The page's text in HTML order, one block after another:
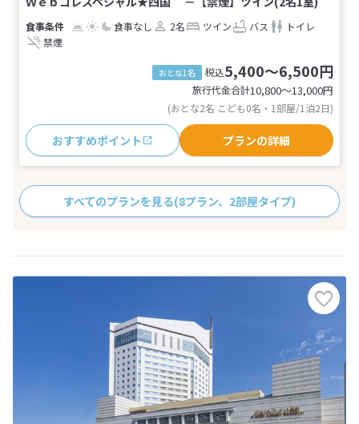
食事なし 2名 ツイン バス
トイレ
禁煙
おとな1名 税込5,400～6,500円
旅行代金合計10,800〜13,000円
(おとな2名 こども0名・1部屋/1泊2日)
おすすめポイント プランの詳細
すべてのプランを見る(8プラン、2部屋タイプ)